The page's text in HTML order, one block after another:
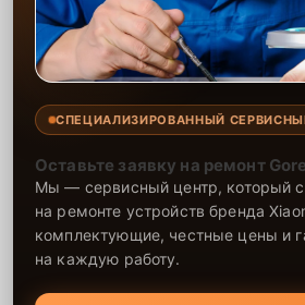
СПЕЦИАЛИЗИРОВАННЫЙ СЕРВИСНЫЙ
Оставьте заявку на ремонт
Мы — сервисный центр, который
на ремонте устройств бренда
комплектующие, честные цены и
на каждую работу.